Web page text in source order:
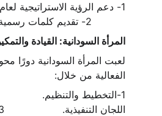
المرأة السودانية: القيادة
لعبت المرأة السودانية دورًا
الفعالية من خلال: